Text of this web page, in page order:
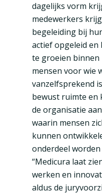
dagelijks vorm
medewerkers
begeleiding bij
actief opgeleid
te groeien binnen
mensen voor wie
vanzelfsprekend
bewust ruimte en
de organisatie
waarin mensen
kunnen
onderdeel
“Medicura laat
werken en
aldus de